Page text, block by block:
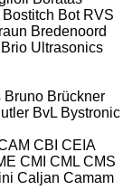
Bostitch Bot RVS
Bredenoord
Brio Ultrasonics
Bruno Brückner
BvL Bystronic
CBI CEIA
CMI CML CMS
Caljan Camam